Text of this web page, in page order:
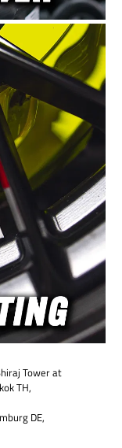
Tower at
TH,
DE,